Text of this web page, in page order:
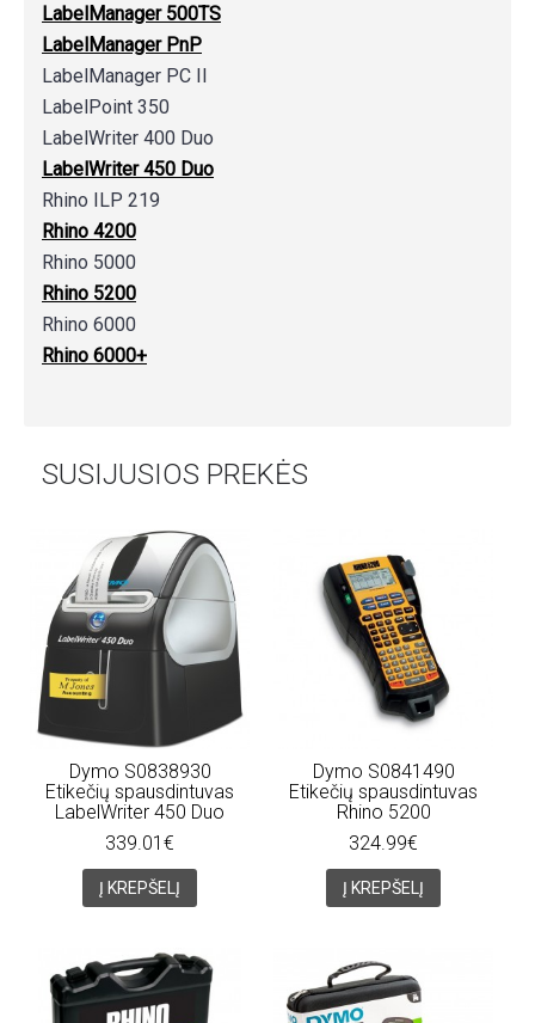
LabelManager 500TS
LabelManager PnP
LabelManager PC II
LabelPoint 350
LabelWriter 400 Duo
LabelWriter 450 Duo
Rhino ILP 219
Rhino 4200
Rhino 5000
Rhino 5200
Rhino 6000
Rhino 6000+
SUSIJUSIOS PREKĖS
Dymo S0838930
Etikečių spausdintuvas
LabelWriter 450 Duo
339.01€
Į KREPŠELĮ
Dymo S0841490
Etikečių spausdintuvas
Rhino 5200
324.99€
Į KREPŠELĮ